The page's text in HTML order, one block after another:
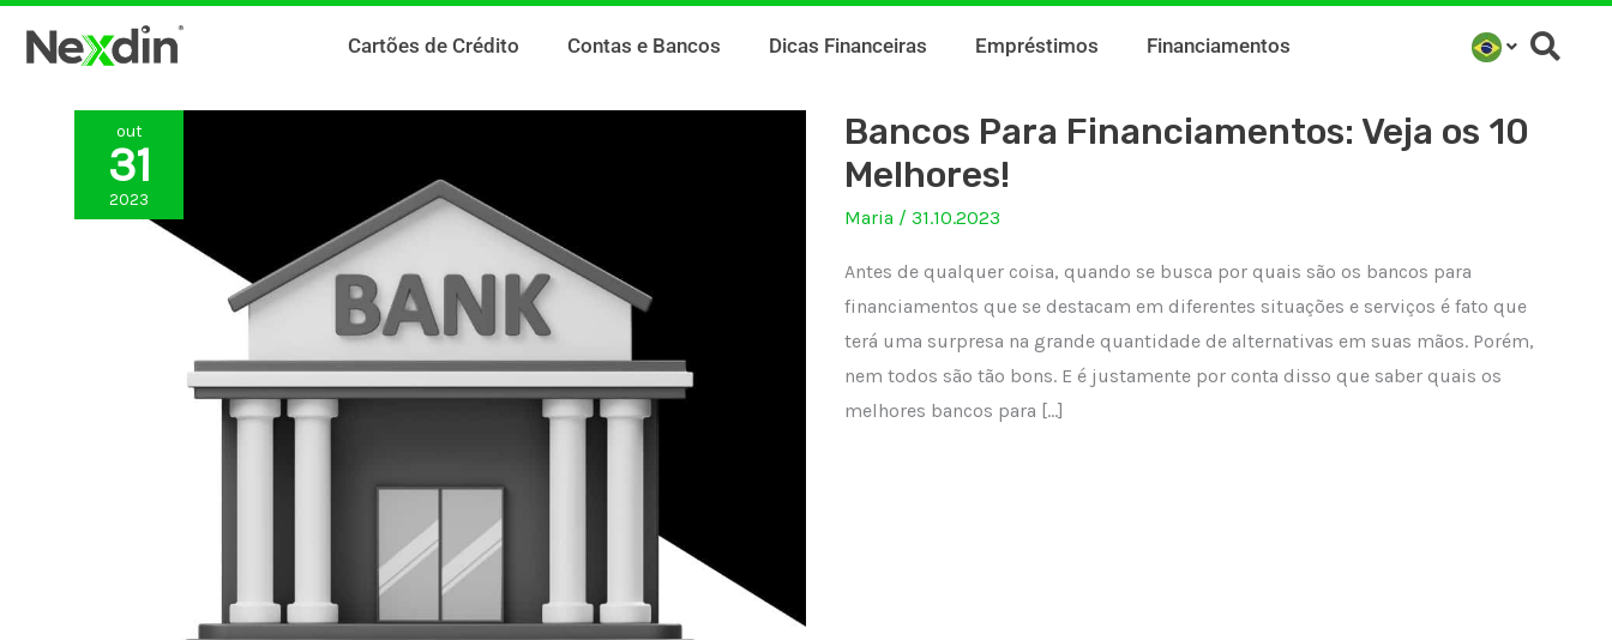
para
Cartões de Crédito Contas e Bancos Dicas Financeiras Empréstimos Financiamentos
out
31
2023
Bancos Para Financiamentos: Veja os 10
Melhores!
Maria / 31.10.2023
Antes de qualquer coisa, quando se busca por quais são os bancos para
financiamentos que se destacam em diferentes situações e serviços é fato que
terá uma surpresa na grande quantidade de alternativas em suas mãos. Porém,
nem todos são tão bons. E é justamente por conta disso que saber quais os
melhores bancos para […]